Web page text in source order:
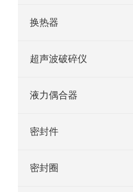
换热器
超声波破碎仪
液力偶合器
密封件
密封圈